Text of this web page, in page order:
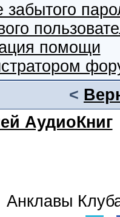
забытого
помощи
<
АудиоКниг
Анклавы